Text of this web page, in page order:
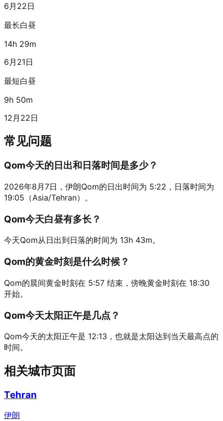
6月22日
最长白昼
14h 29m
6月21日
最短白昼
9h 50m
12月22日
常见问题
Qom今天的日出和日落时间是多少？
2026年8月7日，伊朗Qom的日出时间为 5:22，日落时间为
19:05（Asia/Tehran）。
Qom今天白昼有多长？
今天Qom从日出到日落的时间为 13h 43m。
Qom的黄金时刻是什么时候？
Qom的晨间黄金时刻在 5:57 结束，傍晚黄金时刻在 18:30
开始。
Qom今天太阳正午是几点？
Qom今天的太阳正午是 12:13，也就是太阳达到当天最高点的
时间。
相关城市页面
Tehran
伊朗